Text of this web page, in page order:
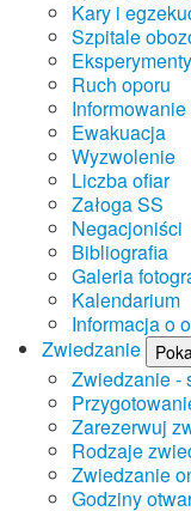
Kary i
Szpitale
Eksperymenty
Ruch oporu
Ewakuacja
Wyzwolenie
Liczba ofiar
Załoga SS
Negacjoniści
Bibliografia
Galeria
Kalendarium
Informacja o
Zwiedzanie
Zwiedzanie -
Zarezerwuj
Rodzaje
Zwiedzanie
Godziny